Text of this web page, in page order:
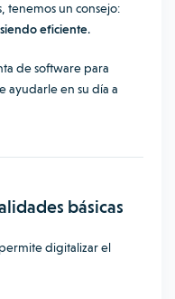
tenemos un consejo:
eficiente.
de software para
ayudarle en su día a
básicas
digitalizar el